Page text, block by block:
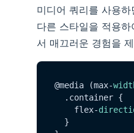
미디어 쿼리를 사용
다른 스타일을 적용
서 매끄러운 경험을
@media (max-
  .
container {
    flex-
  }